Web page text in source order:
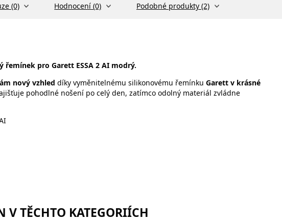
(0) Hodnocení (0) Podobné produkty (2)
pro Garett ESSA 2 AI modrý.
nový vzhled díky vyměnitelnému silikonovému řemínku Garett v krásné
pohodlné nošení po celý den, zatímco odolný materiál zvládne
V TĚCHTO KATEGORIÍCH